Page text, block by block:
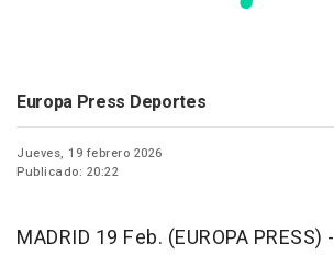
Europa Press Deportes
Jueves, 19 febrero 2026
Publicado: 20:22
MADRID 19 Feb. (EUROPA PRESS) -